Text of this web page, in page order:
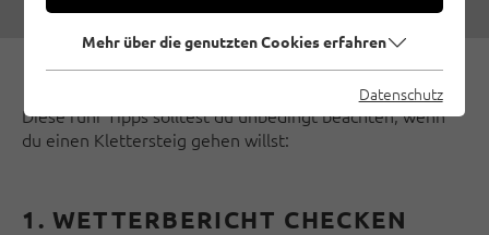
Diese fünf Tipps solltest du unbedingt beachten, wenn
du einen Klettersteig gehen willst:
1. WETTERBERICHT CHECKEN
Mehr über die genutzten Cookies erfahren
Datenschutz